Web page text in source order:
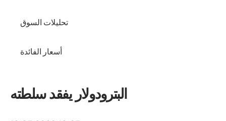
تحليلات السوق
أسعار الفائدة
البترودولار يفقد سلطته